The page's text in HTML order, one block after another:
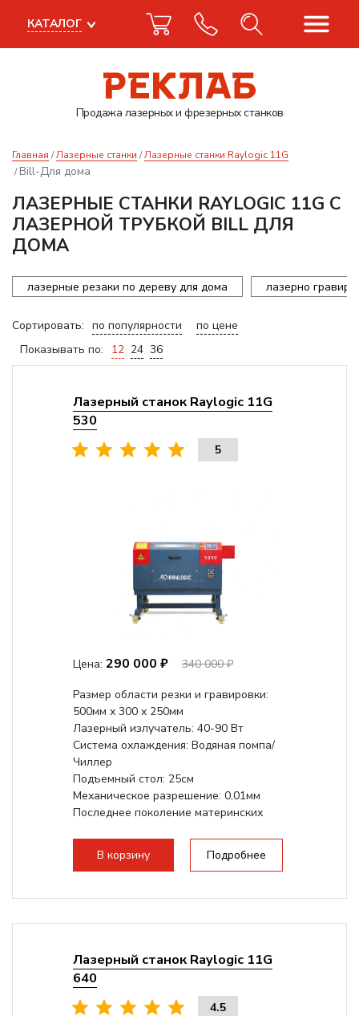
Продажа лазерныхи фрезерных станков
КАТАЛОГ
Главная Лазерные станки Лазерные станки Raylogic 11G
Bill-Для дома
ЛАЗЕРНЫЕ СТАНКИ RAYLOGIC 11G С
ЛАЗЕРНОЙ ТРУБКОЙ BILL ДЛЯ
ДОМА
лазерные резаки по дереву для дома лазерно
Сортировать: по популярности
по цене
Показывать по:
12 24 36
Лазерный станок Raylogic 11G
530
5
Цена: 290 000 ₽
340 000 ₽
Размер области резки и гравировки:
500мм х 300 х 250мм
Лазерный излучатель: 40-90 Вт
Система охлаждения: Водяная помпа/
Чиллер
Подъемный стол: 25см
Механическое разрешение: 0,01мм
Последнее поколение материнских
В корзину Подробнее
Лазерный станок Raylogic 11G
640
4.5